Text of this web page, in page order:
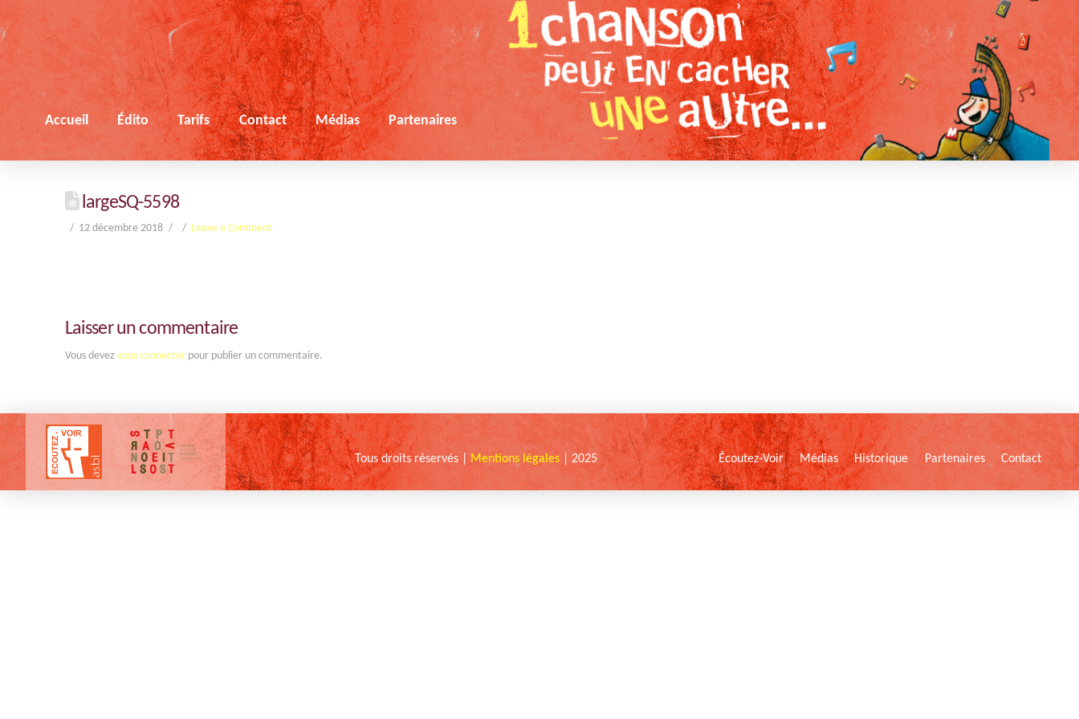
Accueil Édito Tarifs Contact Médias Partenaires
largeSQ-5598
12 décembre 2018 Leave a Comment
Laisser un commentaire
Vous devez vous connecterpour publier un commentaire.
Tous droits réservés | Mentions légales | 2025 Écoutez-Voir Médias Historique Partenaires Contact